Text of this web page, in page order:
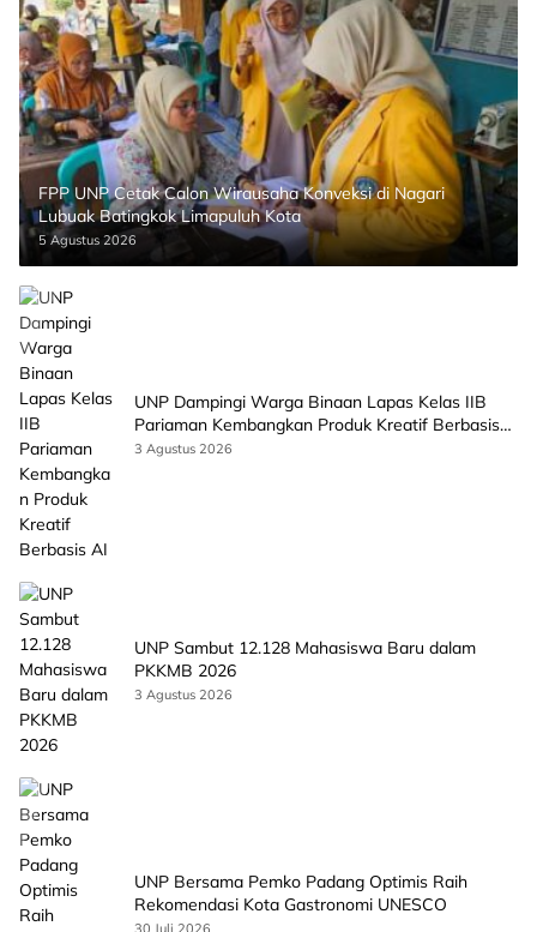
FPP UNP Cetak Calon Wirausaha Konveksi di Nagari
Lubuak Batingkok Limapuluh Kota
5 Agustus 2026
UNP Dampingi Warga Binaan Lapas Kelas IIB
Pariaman Kembangkan Produk Kreatif Berbasis
AI
3 Agustus 2026
UNP Sambut 12.128 Mahasiswa Baru dalam
PKKMB 2026
3 Agustus 2026
UNP Bersama Pemko Padang Optimis Raih
Rekomendasi Kota Gastronomi UNESCO
30 Juli 2026